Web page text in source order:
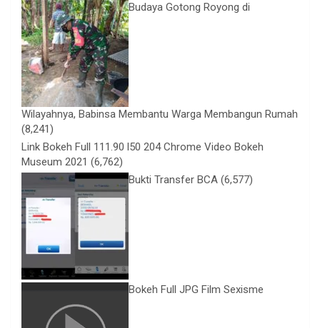
Budaya Gotong Royong di
Wilayahnya, Babinsa Membantu Warga Membangun Rumah
(8,241)
Link Bokeh Full 111.90 l50 204 Chrome Video Bokeh
Museum 2021 (6,762)
Bukti Transfer BCA (6,577)
Bokeh Full JPG Film Sexisme